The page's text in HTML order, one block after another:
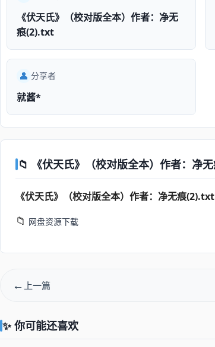
《伏天氏》（校对版全本）作者：净无
痕(2).txt
👤 分享者
就酱*
📁 《伏天氏》（校对版全本）作者：净
《伏天氏》（校对版全本）作者：净无痕
📁 网盘资源下载
上一篇
✨ 你可能还喜欢